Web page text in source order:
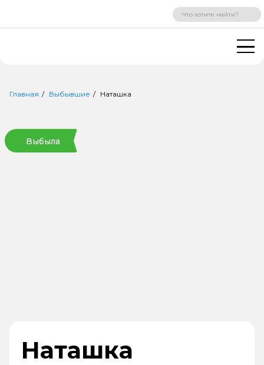
ВХОД РЕГИСТРАЦИЯ
Главная Выбывшие Наташка
Выбыла
Наташка